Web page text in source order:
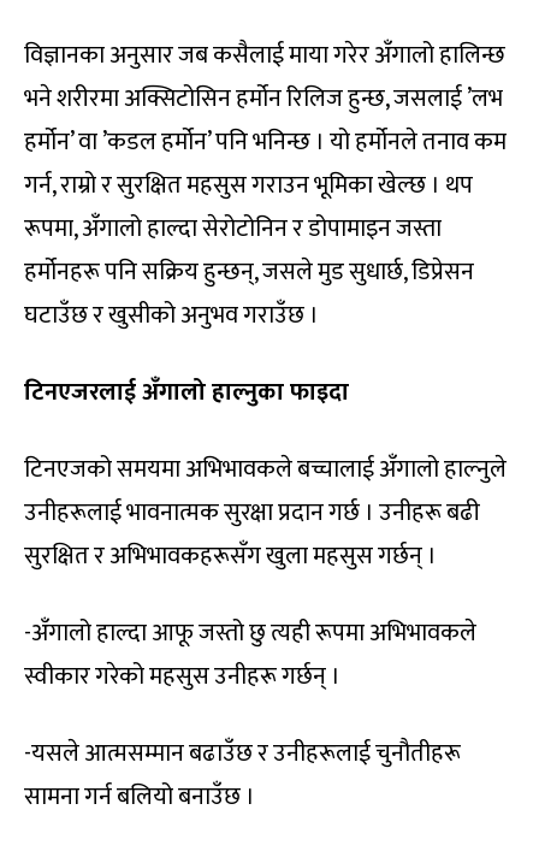
विज्ञानका अनुसार जब कसैलाई माया गरेर अँगालो हालिन्छ
भने शरीरमा अक्सिटोसिन हर्मोन रिलिज हुन्छ, जसलाई ’लभ
हर्मोन’ वा ’कडल हर्मोन’ पनि भनिन्छ । यो हर्मोनले तनाव कम
गर्न, राम्रो र सुरक्षित महसुस गराउन भूमिका खेल्छ । थप
रूपमा, अँगालो हाल्दा सेरोटोनिन र डोपामाइन जस्ता
हर्मोनहरू पनि सक्रिय हुन्छन्, जसले मुड सुधार्छ, डिप्रेसन
घटाउँछ र खुसीको अनुभव गराउँछ ।
टिनएजरलाई अँगालो हाल्नुका फाइदा
टिनएजको समयमा अभिभावकले बच्चालाई अँगालो हाल्नुले
उनीहरूलाई भावनात्मक सुरक्षा प्रदान गर्छ । उनीहरू बढी
सुरक्षित र अभिभावकहरूसँग खुला महसुस गर्छन् ।
-अँगालो हाल्दा आफू जस्तो छु त्यही रूपमा अभिभावकले
स्वीकार गरेको महसुस उनीहरू गर्छन् ।
-यसले आत्मसम्मान बढाउँछ र उनीहरूलाई चुनौतीहरू
सामना गर्न बलियो बनाउँछ ।